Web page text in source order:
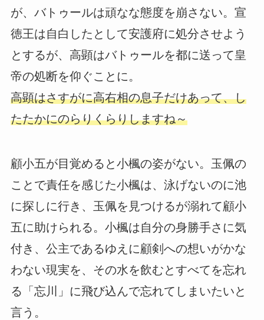
が、バトゥールは頑なな態度を崩さない。宣
徳王は自白したとして安護府に処分させよう
とするが、高顕はバトゥールを都に送って皇
帝の処断を仰ぐことに。
高顕はさすがに高右相の息子だけあって、し
たたかにのらりくらりしますね～
顧小五が目覚めると小楓の姿がない。玉佩の
ことで責任を感じた小楓は、泳げないのに池
に探しに行き、玉佩を見つけるが溺れて顧小
五に助けられる。小楓は自分の身勝手さに気
付き、公主であるゆえに顧剣への想いがかな
わない現実を、その水を飲むとすべてを忘れ
る「忘川」に飛び込んで忘れてしまいたいと
言う。